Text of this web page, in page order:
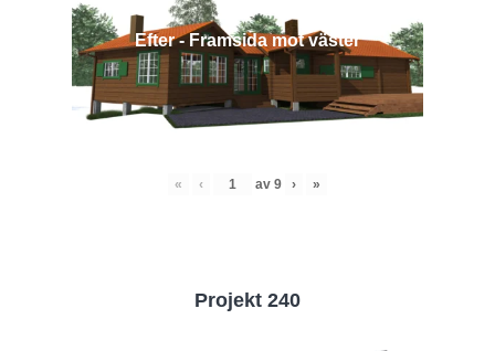
Efter - Framsida mot väster
« ‹ av 9 › »
Projekt 240